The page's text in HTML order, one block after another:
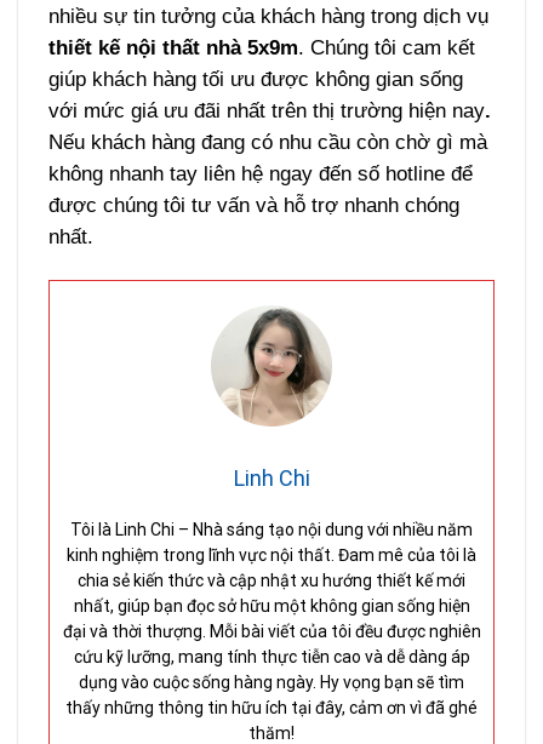
nhiều sự tin tưởng của khách hàng trong dịch vụ
thiết kế nội thất nhà 5x9m. Chúng tôi cam kết
giúp khách hàng tối ưu được không gian sống
với mức giá ưu đãi nhất trên thị trường hiện nay.
Nếu khách hàng đang có nhu cầu còn chờ gì mà
không nhanh tay liên hệ ngay đến số hotline để
được chúng tôi tư vấn và hỗ trợ nhanh chóng
nhất.
Linh Chi
Tôi là Linh Chi – Nhà sáng tạo nội dung với nhiều năm
kinh nghiệm trong lĩnh vực nội thất. Đam mê của tôi là
chia sẻ kiến thức và cập nhật xu hướng thiết kế mới
nhất, giúp bạn đọc sở hữu một không gian sống hiện
đại và thời thượng. Mỗi bài viết của tôi đều được nghiên
cứu kỹ lưỡng, mang tính thực tiễn cao và dễ dàng áp
dụng vào cuộc sống hàng ngày. Hy vọng bạn sẽ tìm
thấy những thông tin hữu ích tại đây, cảm ơn vì đã ghé
thăm!